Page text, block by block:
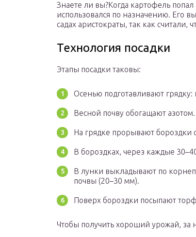
Знаете ли вы?Когда картофель
использовался по назначению. Его
садах аристократы, так как считали,
Технология посадки
Этапы посадки таковы:
Осенью подготавливают
Весной почву обогащают азотом.
На грядке прорывают бороздки
В бороздках, через каждые
В лунки выкладывают по
почвы (20–30 мм).
Поверх бороздки посыпают
Чтобы получить хороший урожай, за